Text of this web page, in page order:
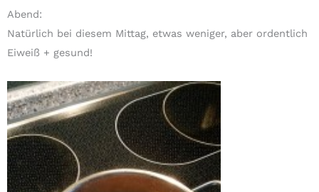
Abend:
Natürlich bei diesem Mittag, etwas weniger, aber ordentlich
Eiweiß + gesund!